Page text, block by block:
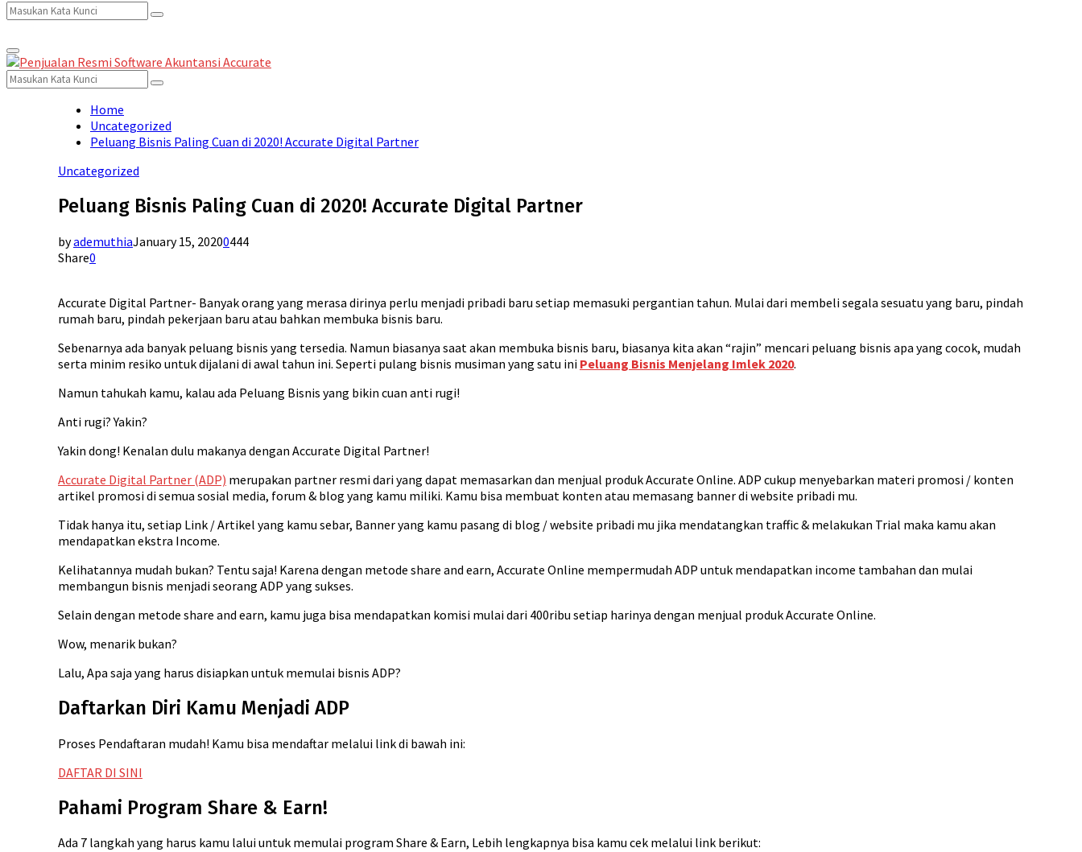
Search
for:
Search
Primary
Menu
Search
for:
Search
Home
Uncategorized
Peluang Bisnis Paling Cuan di 2020! Accurate Digital Partner
Uncategorized
Peluang Bisnis Paling Cuan di 2020! Accurate Digital Partner
byademuthiaJanuary 15, 20200444
Share0
Accurate Digital Partner- Banyak orang yang merasa dirinya perlu menjadi pribadi baru setiap memasuki pergantian tahun. Mulai dari membeli segala sesuatu yang baru, pindah
rumah baru, pindah pekerjaan baru atau bahkan membuka bisnis baru.
Sebenarnya ada banyak peluang bisnis yang tersedia. Namun biasanya saat akan membuka bisnis baru, biasanya kita akan “rajin” mencari peluang bisnis apa yang cocok, mudah
serta minim resiko untuk dijalani di awal tahun ini. Seperti pulang bisnis musiman yang satu ini Peluang Bisnis Menjelang Imlek 2020.
Namun tahukah kamu, kalau ada Peluang Bisnis yang bikin cuan anti rugi!
Anti rugi? Yakin?
Yakin dong! Kenalan dulu makanya dengan Accurate Digital Partner!
Accurate Digital Partner (ADP) merupakan partner resmi dari yang dapat memasarkan dan menjual produk Accurate Online. ADP cukup menyebarkan materi promosi / konten
artikel promosi di semua sosial media, forum & blog yang kamu miliki. Kamu bisa membuat konten atau memasang banner di website pribadi mu.
Tidak hanya itu, setiap Link / Artikel yang kamu sebar, Banner yang kamu pasang di blog / website pribadi mu jika mendatangkan traffic & melakukan Trial maka kamu akan
mendapatkan ekstra Income.
Kelihatannya mudah bukan? Tentu saja! Karena dengan metode share and earn, Accurate Online mempermudah ADP untuk mendapatkan income tambahan dan mulai
membangun bisnis menjadi seorang ADP yang sukses.
Selain dengan metode share and earn, kamu juga bisa mendapatkan komisi mulai dari 400ribu setiap harinya dengan menjual produk Accurate Online.
Wow, menarik bukan?
Lalu, Apa saja yang harus disiapkan untuk memulai bisnis ADP?
Daftarkan Diri Kamu Menjadi ADP
Proses Pendaftaran mudah! Kamu bisa mendaftar melalui link di bawah ini:
DAFTAR DI SINI
Pahami Program Share & Earn!
Ada 7 langkah yang harus kamu lalui untuk memulai program Share & Earn, Lebih lengkapnya bisa kamu cek melalui link berikut: